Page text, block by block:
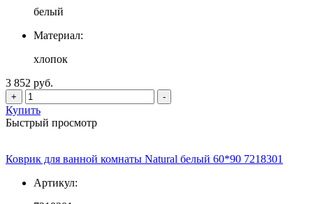
белый
Материал:
хлопок
3 852 руб.
+ -
Купить
Быстрый просмотр
Коврик для ванной комнаты Natural белый 60*90 7218301
Артикул: